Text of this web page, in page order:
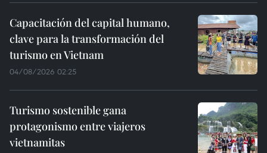
Capacitación del capital humano,
clave para la transformación del
turismo en Vietnam
04/08/2026 02:25
Turismo sostenible gana
protagonismo entre viajeros
vietnamitas